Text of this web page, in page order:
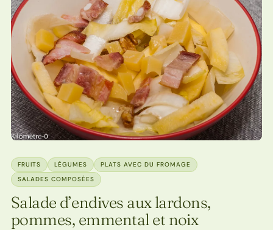
FRUITS LÉGUMES
PLATS AVEC DU FROMAGE
SALADES COMPOSÉES
Salade d’endives aux lardons,
pommes, emmental et noix